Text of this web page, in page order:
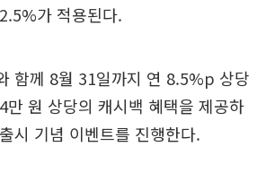
가 적용된다.
함께 8월 31일까지 연 8.5%p 상당
만 원 상당의 캐시백 혜택을 제공하
시 기념 이벤트를 진행한다.